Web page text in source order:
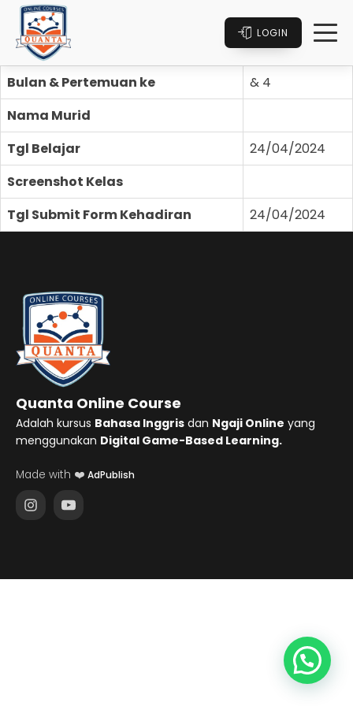
LOGIN
Bulan & Pertemuan ke
& 4
Nama Murid
Tgl Belajar
24/04/2024
Screenshot Kelas
Tgl Submit Form Kehadiran
24/04/2024
Quanta Online Course
Adalah kursus Bahasa Inggris dan Ngaji Online yang
menggunakan Digital Game-Based Learning.
Made with ❤️ AdPublish